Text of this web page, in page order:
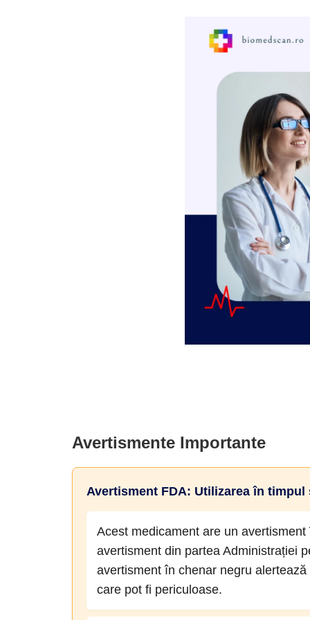
Avertismente Importante
Avertisment FDA: Utilizarea în timpul
Acest medicament are un
avertisment din partea Administrației
avertisment în chenar negru
care pot fi periculoase.